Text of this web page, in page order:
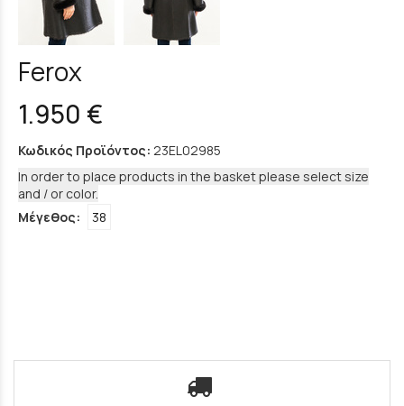
Ferox
1.950 €
Κωδικός Προϊόντος: 23EL02985
In order to place products in the basket please select size
and / or color.
Μέγεθος:
38